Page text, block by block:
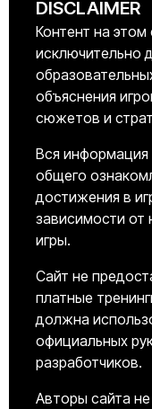
DISCLAIMER
Контент на этом
исключительно
объяснения
сюжетов и
Вся информация
общего
достижения в
зависимости от
игры.
Сайт не
платные
должна
официальных
разработчиков.
Авторы сайта